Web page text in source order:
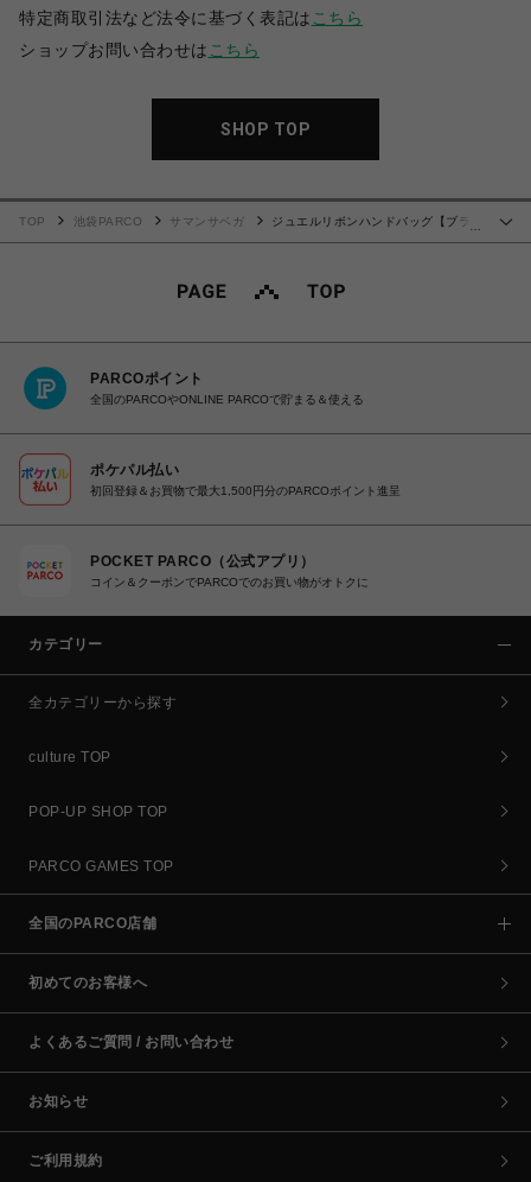
特定商取引法など法令に基づく表記は こちら
ショップお問い合わせは こちら
SHOP TOP
TOP 池袋PARCO サマンサベガ
ジュエルリボンハンドバッグ【ブラッ
PARCOポイント
全国のPARCOやONLINE PARCOで貯まる＆使える
ポケパル払い
初回登録＆お買物で最大1,500円分のPARCOポイント進呈
POCKET PARCO（公式アプリ）
コイン＆クーポンでPARCOでのお買い物がオトクに
カテゴリー
全カテゴリーから探す
culture TOP
POP-UP SHOP TOP
PARCO GAMES TOP
全国のPARCO店舗
初めてのお客様へ
よくあるご質問 / お問い合わせ
お知らせ
ご利用規約